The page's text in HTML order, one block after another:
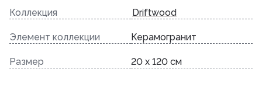
Коллекция Driftwood
Элемент коллекции Керамогранит
Размер 20 x 120 см